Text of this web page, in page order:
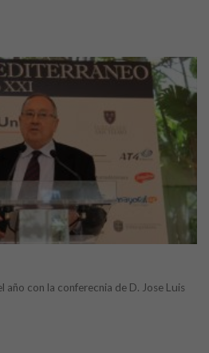
año con la conferecnia de D. Jose Luis